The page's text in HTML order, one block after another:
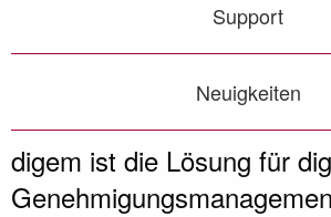
Support
Neuigkeiten
Vorheriges Bild
◀︎
digem - Digitales
Genehmigungs-Kataster immer im
Nie war es einfacher Genehmigungen
dokumentieren!
digem ist die Lösung für